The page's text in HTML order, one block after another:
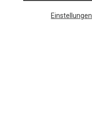
Einstellungen